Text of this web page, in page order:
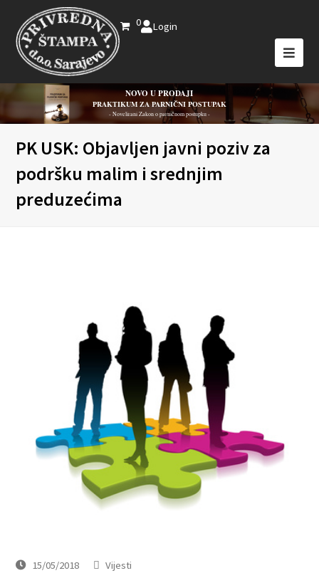
0 Login
NOVO U PRODAJI
PRAKTIKUM ZA PARNIČNI POSTUPAK
- Novelirani Zakon o parničnom postupku -
PK USK: Objavljen javni poziv za
podršku malim i srednjim
preduzećima
15/05/2018 Vijesti